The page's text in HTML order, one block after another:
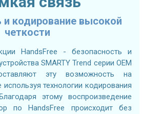
и кодирование высокой
четкости
HandsFree - безопасность и
SMARTY Trend серии OEM
эту возможность на
технологии кодирования
этому воспроизведение
по HandsFree происходит без